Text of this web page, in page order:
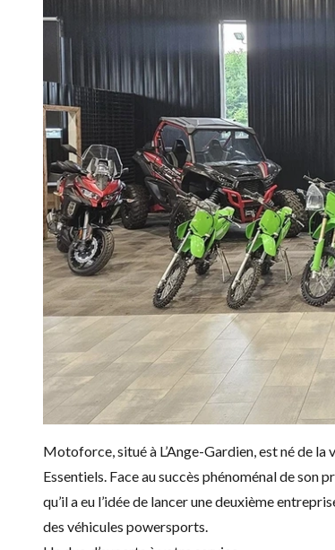
Motoforce, situé à L’Ange-Gardien, est né de
Essentiels. Face au succès phénoménal de son
qu’il a eu l’idée de lancer une deuxième
des véhicules powersports.